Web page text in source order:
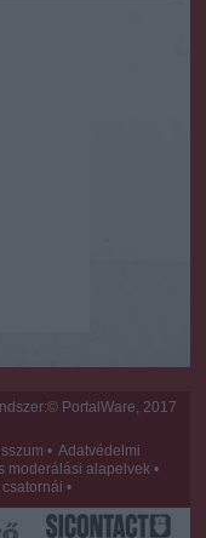
PortalWare, 2017
•Adatvédelmi
moderálási alapelvek •
•